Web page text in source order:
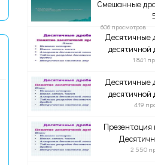
Смешанные
606 просмотров
Десятичные
десятичной
1 841
Десятичные
десятичной
419
2 550